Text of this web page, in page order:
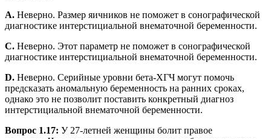
A. Неверно. Размер яичников не поможет в сонографической
диагностике интерстициальной внематочной беременности.
C. Неверно. Этот параметр не поможет в сонографической
диагностике интерстициальной внематочной беременности.
D. Неверно. Серийные уровни бета-ХГЧ могут помочь
предсказать аномальную беременность на ранних сроках,
однако это не позволит поставить конкретный диагноз
интерстициальной внематочной беременности.
Вопрос 1.17: У 27-летней женщины болит правое